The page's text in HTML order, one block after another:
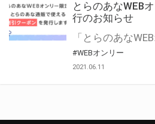
とらのあなWEB
行のお知らせ
#WEBオンリー
2021.06.11